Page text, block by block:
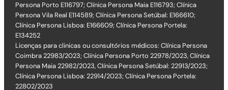
Persona Porto E116797; Clínica Persona Maia E116793; Clínica
Persona Vila Real E114589; Clínica Persona Setúbal: E166610;
Clínica Persona Lisboa: E166609; Clínica Persona Portela:
E134252
Licenças para clinicas ou consultórios médicos: Clínica Persona
Coimbra 22983/2023; Clínica Persona Porto 22978/2023, Clínica
Persona Maia 22982/2023, Clínica Persona Setúbal: 22913/2023;
Clínica Persona Lisboa: 22914/2023; Clínica Persona Portela:
22802/2023